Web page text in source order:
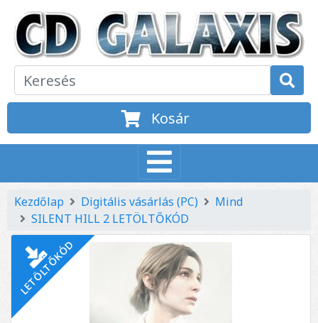
Kosár
Kezdőlap Digitális vásárlás (PC)
Mind
SILENT HILL 2 LETÖLTŐKÓD
LETÖLTŐKÓD